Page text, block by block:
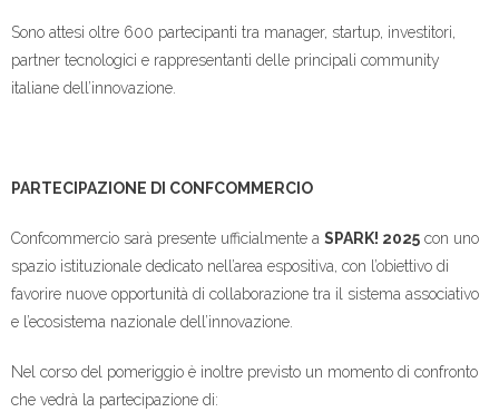
Sono attesi oltre 600 partecipanti tra manager, startup, investitori,
partner tecnologici e rappresentanti delle principali community
italiane dell’innovazione.
PARTECIPAZIONE DI CONFCOMMERCIO
Confcommercio sarà presente ufficialmente a SPARK! 2025 con uno
spazio istituzionale dedicato nell’area espositiva, con l’obiettivo di
favorire nuove opportunità di collaborazione tra il sistema associativo
e l’ecosistema nazionale dell’innovazione.
Nel corso del pomeriggio è inoltre previsto un momento di confronto
che vedrà la partecipazione di: